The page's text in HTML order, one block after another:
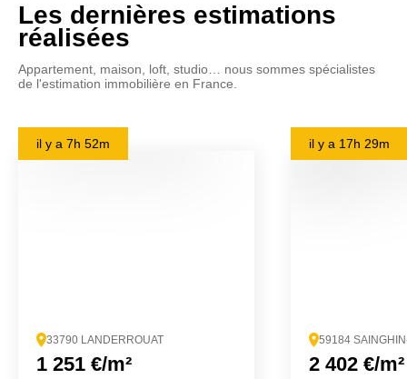
Les dernières estimations
réalisées
Appartement, maison, loft, studio… nous sommes spécialistes
de l'estimation immobilière en France.
il y a 7h 52m
33790 LANDERROUAT
1 251 €/m²
il y a 17h 29m
59184
2 402 €/m²